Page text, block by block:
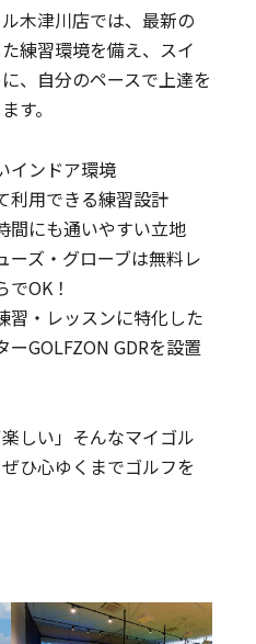
木津川店では、最新の
練習環境を備え、スイ
、自分のペースで上達を
す。
インドア環境
利用できる練習設計
間にも通いやすい立地
ーズ・グローブは無料レ
OK！
習・レッスンに特化した
ーGOLFZON GDRを設置
しい」そんなマイゴル
ひ心ゆくまでゴルフを